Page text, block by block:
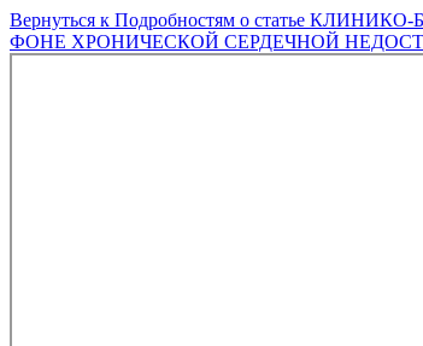
Вернуться к Подробностям о статье КЛИНИКО-
ФОНЕ ХРОНИЧЕСКОЙ СЕРДЕЧНОЙ